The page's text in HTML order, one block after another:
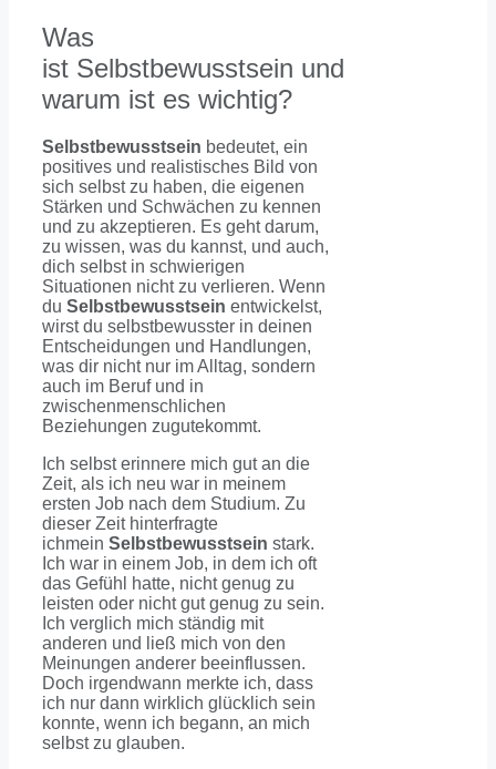
Was
ist Selbstbewusstsein und
warum ist es wichtig?
Selbstbewusstsein bedeutet, ein
positives und realistisches Bild von
sich selbst zu haben, die eigenen
Stärken und Schwächen zu kennen
und zu akzeptieren. Es geht darum,
zu wissen, was du kannst, und auch,
dich selbst in schwierigen
Situationen nicht zu verlieren. Wenn
du Selbstbewusstsein entwickelst,
wirst du selbstbewusster in deinen
Entscheidungen und Handlungen,
was dir nicht nur im Alltag, sondern
auch im Beruf und in
zwischenmenschlichen
Beziehungen zugutekommt.
Ich selbst erinnere mich gut an die
Zeit, als ich neu war in meinem
ersten Job nach dem Studium. Zu
dieser Zeit hinterfragte
ichmein Selbstbewusstsein stark.
Ich war in einem Job, in dem ich oft
das Gefühl hatte, nicht genug zu
leisten oder nicht gut genug zu sein.
Ich verglich mich ständig mit
anderen und ließ mich von den
Meinungen anderer beeinflussen.
Doch irgendwann merkte ich, dass
ich nur dann wirklich glücklich sein
konnte, wenn ich begann, an mich
selbst zu glauben.